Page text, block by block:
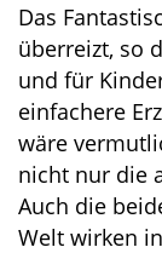
Das
überreizt, so
und für
einfachere
wäre
nicht nur die
Auch die
Welt wirken